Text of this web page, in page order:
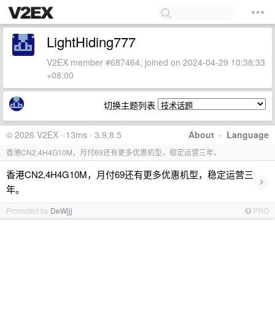
LightHiding777
V2EX member #687464, joined on 2024-04-29 10:38:33
+08:00
切换主题列表
About · Language
© 2026 V2EX · 13ms · 3.9.8.5
香港CN2,4H4G10M，月付69还有更多优惠机型，稳定运营三年。
香港CN2,4H4G10M，月付69还有更多优惠机型，稳定运营三
年。
›
Promoted by DeWjjj PRO